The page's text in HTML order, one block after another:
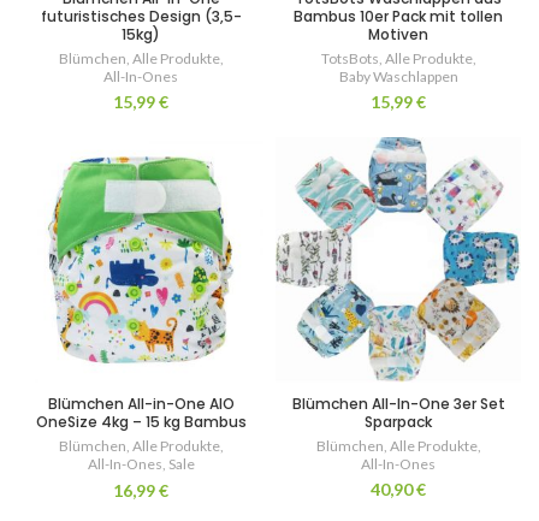
futuristisches Design (3,5-
15kg)
Blümchen, Alle Produkte,
All-In-Ones
15,99€
Bambus 10er Pack mit tollen
Motiven
TotsBots, Alle Produkte,
Baby Waschlappen
15,99€
Blümchen All-in-One AIO
OneSize 4kg – 15 kg Bambus
Blümchen, Alle Produkte,
All-In-Ones, Sale
16,99€
Blümchen All-In-One 3er Set
Sparpack
Blümchen, Alle Produkte,
All-In-Ones
40,90€